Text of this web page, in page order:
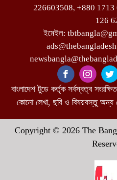
226603508, +880
126
ইমেইল:
বাংলাদেশ টুডে কর্তৃক সর্বস্বত্ব
কোনো লেখা, ছবি ও বিষয়বস্তু
Copyright © 2026 The